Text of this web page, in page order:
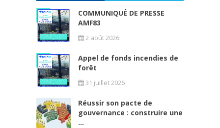
COMMUNIQUÉ DE PRESSE
AMF83
2 août 2026
Appel de fonds incendies de
forêt
31 juillet 2026
Réussir son pacte de
gouvernance : construire une
...